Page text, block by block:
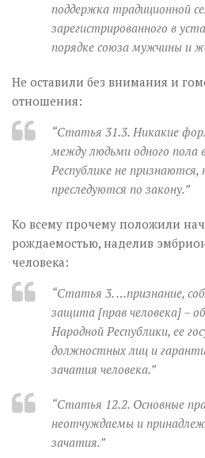
поддержка традиционной
зарегистрированного в
порядке союза мужчины и
Не оставили без внимания и
отношения:
“Статья 31.3. Никакие
между людьми одного пола
Республике не признаются,
преследуются по закону.”
Ко всему прочему положили
рождаемостью, наделив
человека:
“Статья 3. …признание,
защита [прав человека] –
Народной Республики, ее
должностных лиц и
зачатия человека.”
“Статья 12.2. Основные
неотчуждаемы и
зачатия.”